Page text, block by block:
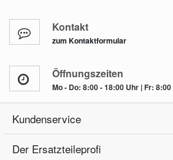
Kontakt
zum Kontaktformular
Öffnungszeiten
Mo - Do: 8:00 - 18:00 Uhr | Fr:
Kundenservice
Der Ersatzteileprofi